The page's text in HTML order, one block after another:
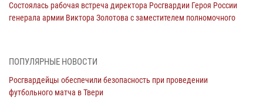
Состоялась рабочая встреча директора Росгвардии Героя России
генерала армии Виктора Золотова с заместителем полномочного
31 июля 2026, 05:42 4
Росгвардейцы в Твери приняли участие в молебне, посвященном
Дню Крещения Руси
ПОПУЛЯРНЫЕ НОВОСТИ
Росгвардейцы обеспечили безопасность при проведении
футбольного матча в Твери